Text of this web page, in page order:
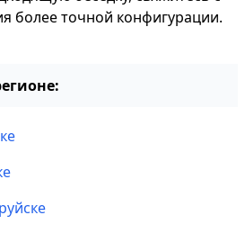
более точной конфигурации.